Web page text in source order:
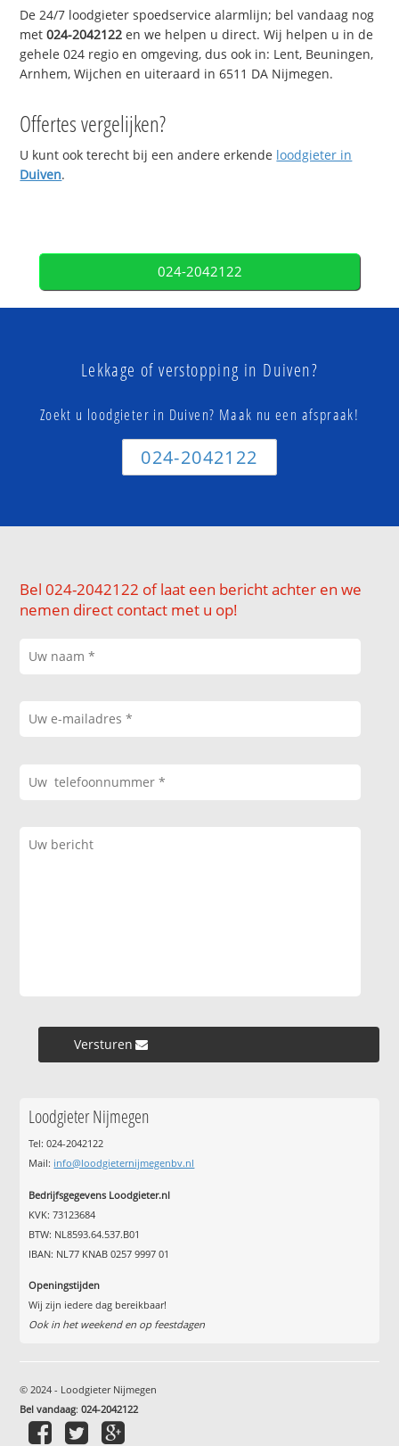
De 24/7 loodgieter spoedservice alarmlijn; bel vandaag nog
met024-2042122 en we helpen u direct. Wij helpen u in de
gehele 024 regio en omgeving, dus ook in: Lent, Beuningen,
Arnhem, Wijchen en uiteraard in 6511 DA Nijmegen.
Offertes vergelijken?
U kunt ook terecht bij een andere erkende loodgieter in
Duiven.
024-2042122
Lekkage of verstopping in Duiven?
Zoekt u loodgieter in Duiven? Maak nu een afspraak!
024-2042122
Bel 024-2042122 of laat een bericht achter en we
nemen direct contact met u op!
Versturen »
Loodgieter Nijmegen
Tel: 024-2042122
Mail: info@loodgieternijmegenbv.nl
Bedrijfsgegevens Loodgieter.nl
KVK: 73123684
BTW: NL8593.64.537.B01
IBAN: NL77 KNAB 0257 9997 01
Openingstijden
Wij zijn iedere dag bereikbaar!
Ook in het weekend en op feestdagen
© 2024 - Loodgieter Nijmegen
Bel vandaag:024-2042122